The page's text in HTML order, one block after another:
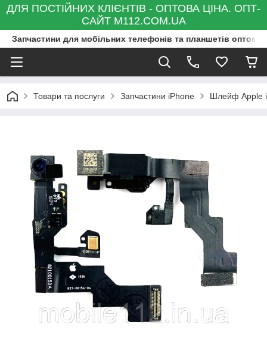
ДЛЯ ПОСТІЙНИХ КЛІЄНТІВ - ОПТОВА ЦІНА. ОПТ-
САЙТ M112.COM.UA
Запчастини для мобільних телефонів та планшетів оптом
Товари та послуги Запчастини iPhone Шлейф Apple